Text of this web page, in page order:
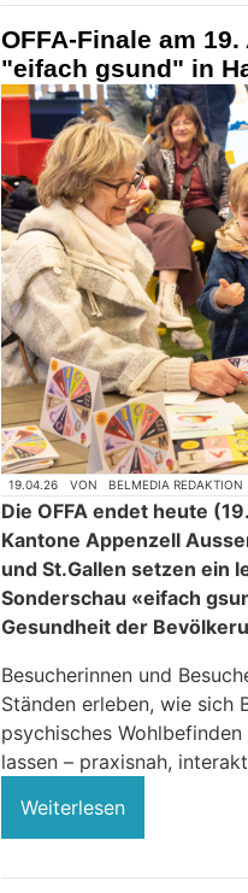
OFFA-Finale am
"eifach gsund" in
19.04.26 VON BELMEDIA REDAKTION
Die OFFA endet heute
Kantone Appenzell
und St.Gallen setzen ein
Sonderschau «eifach
Gesundheit der
Besucherinnen und
Ständen erleben, wie sich
psychisches
lassen – praxisnah,
Weiterlesen